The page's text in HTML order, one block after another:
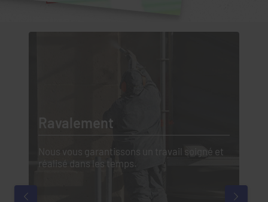
Ravalement
Nous vous garantissons un travail soigné et
réalisé dans les temps.